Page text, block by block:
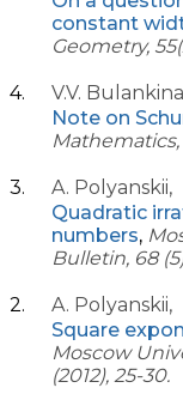
constant
Geometry,
V.V.
Note on
Mathematics,
A. Polyanskii,
Quadratic
numbers,
Bulletin, 68
A. Polyanskii,
Square
Moscow
(2012), 25-30.